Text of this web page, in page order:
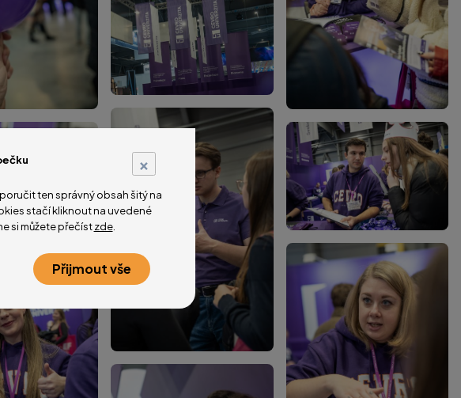
×
ten správný obsah šitý na
stačí kliknout na uvedené
si můžete přečístzde.
Přijmout vše